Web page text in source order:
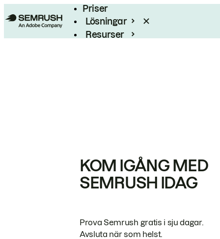
Priser
Lösningar
Resurser
KOM IGÅNG MED
SEMRUSH IDAG
Prova Semrush gratis i sju dagar.
Avsluta när som helst.